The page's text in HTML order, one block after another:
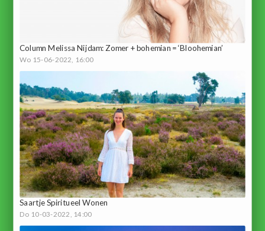
Column Melissa Nijdam: Zomer + bohemian = ‘Bloohemian’
Wo 15-06-2022, 16:00
Saartje Spiritueel Wonen
Do 10-03-2022, 14:00